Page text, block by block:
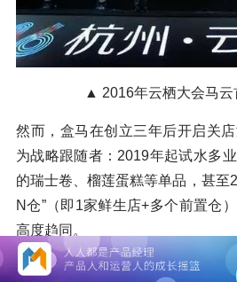
▲ 2016年云栖大会马云
然而，盒马在创立三年后开启关
为战略跟随者：2019年起试水多
的瑞士卷、榴莲蛋糕等单品，甚至
N仓”（即1家鲜生店+多个前置仓
高度趋同。
究其根源，源于新零售失焦与与零